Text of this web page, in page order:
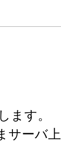
ます。
サーバ上